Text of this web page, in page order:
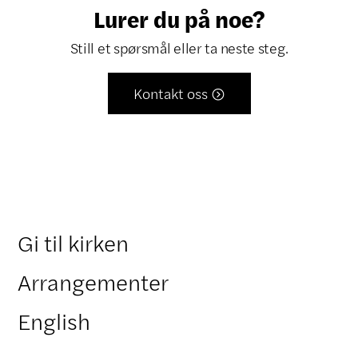
Lurer du på noe?
Still et spørsmål eller ta neste steg.
Kontakt oss 
Gi til kirken
Arrangementer
English